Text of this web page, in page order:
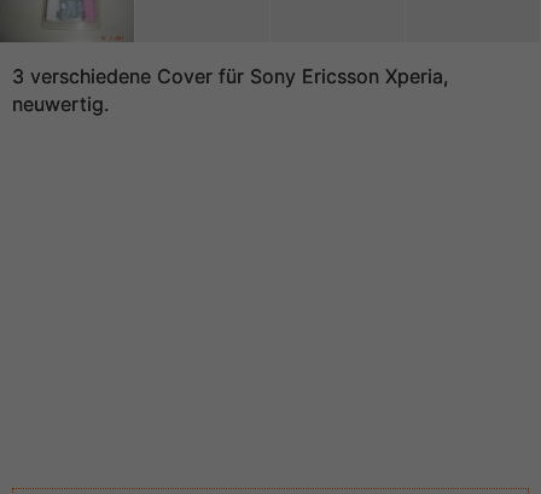
3 verschiedene Cover für Sony Ericsson Xperia,
neuwertig.